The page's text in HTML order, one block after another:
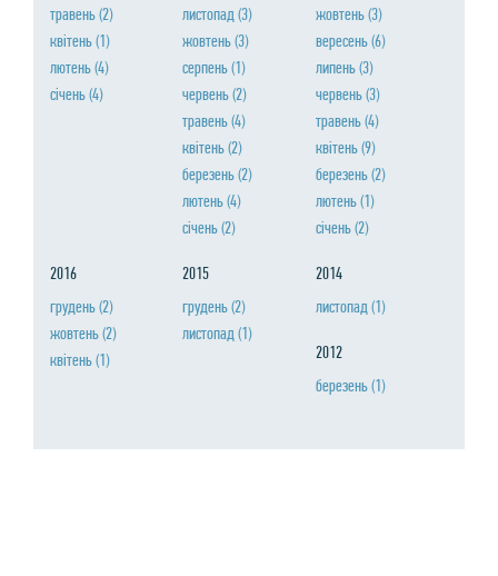
травень(2)
квiтень(1)
лютень(4)
сiчень(4)
листопад(3)
жовтень(3)
серпень(1)
червень(2)
травень(4)
квiтень(2)
березень(2)
лютень(4)
сiчень(2)
жовтень(3)
вересень(6)
липень(3)
червень(3)
травень(4)
квiтень(9)
березень(2)
лютень(1)
сiчень(2)
2016
грудень(2)
жовтень(2)
квiтень(1)
2015
грудень(2)
листопад(1)
2014
листопад(1)
2012
березень(1)